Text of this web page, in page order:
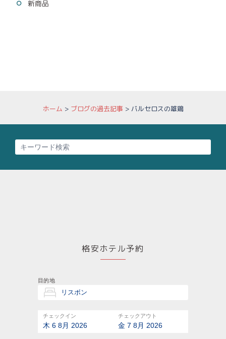
新商品
ホーム > ブログの過去記事 > バルセロスの雄鶏
格安ホテル予約
目的地
チェックイン
木 6 8月 2026
チェックアウト
金 7 8月 2026